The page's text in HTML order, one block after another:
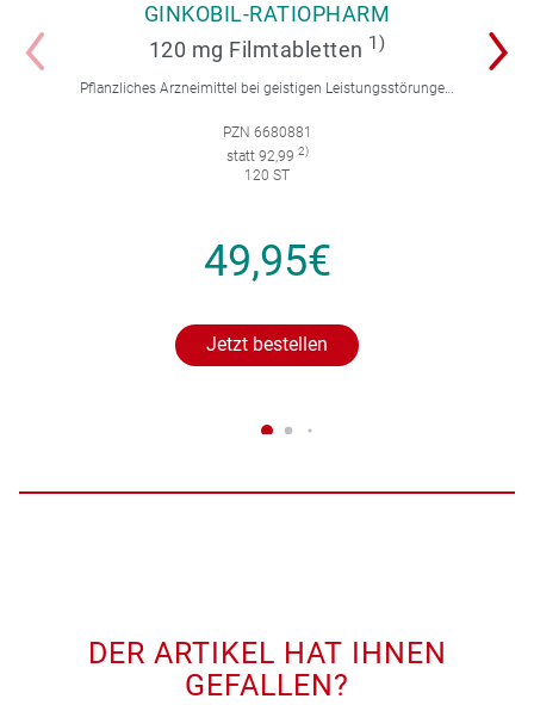
GINKOBIL-RATIOPHARM
120 mg Filmtabletten 1)
Pflanzliches Arzneimittel bei geistigen Leistungsstörungen und Durchblutungsstörungen.
PZN 6680881
statt 92,99 2)
120 ST
49,95€
Jetzt bestellen
DER ARTIKEL HAT IHNEN
GEFALLEN?